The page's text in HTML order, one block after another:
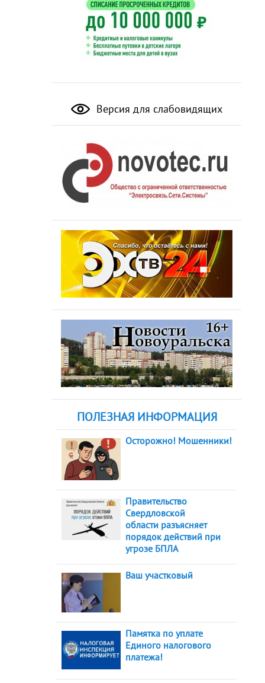
Версия для слабовидящих
ПОЛЕЗНАЯ ИНФОРМАЦИЯ
Осторожно! Мошенники!
Правительство
Свердловской
области разъясняет
порядок действий при
угрозе БПЛА
Ваш участковый
Памятка по уплате
Единого налогового
платежа!